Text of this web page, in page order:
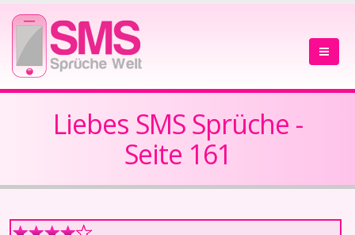
Liebes SMS Sprüche -
Seite 161